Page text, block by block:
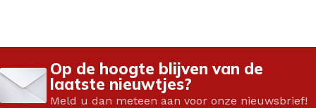
Op de hoogte blijven van de
laatste nieuwtjes?
Meld u dan meteen aan voor onze nieuwsbrief!